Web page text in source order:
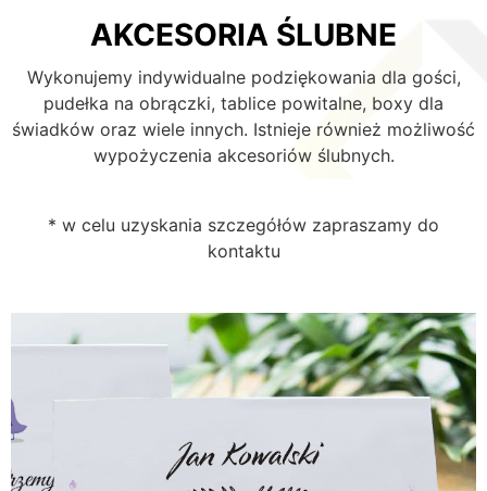
AKCESORIA ŚLUBNE
Wykonujemy indywidualne podziękowania dla gości,
pudełka na obrączki, tablice powitalne, boxy dla
świadków oraz wiele innych. Istnieje również możliwość
wypożyczenia akcesoriów ślubnych.
* w celu uzyskania szczegółów zapraszamy do
kontaktu